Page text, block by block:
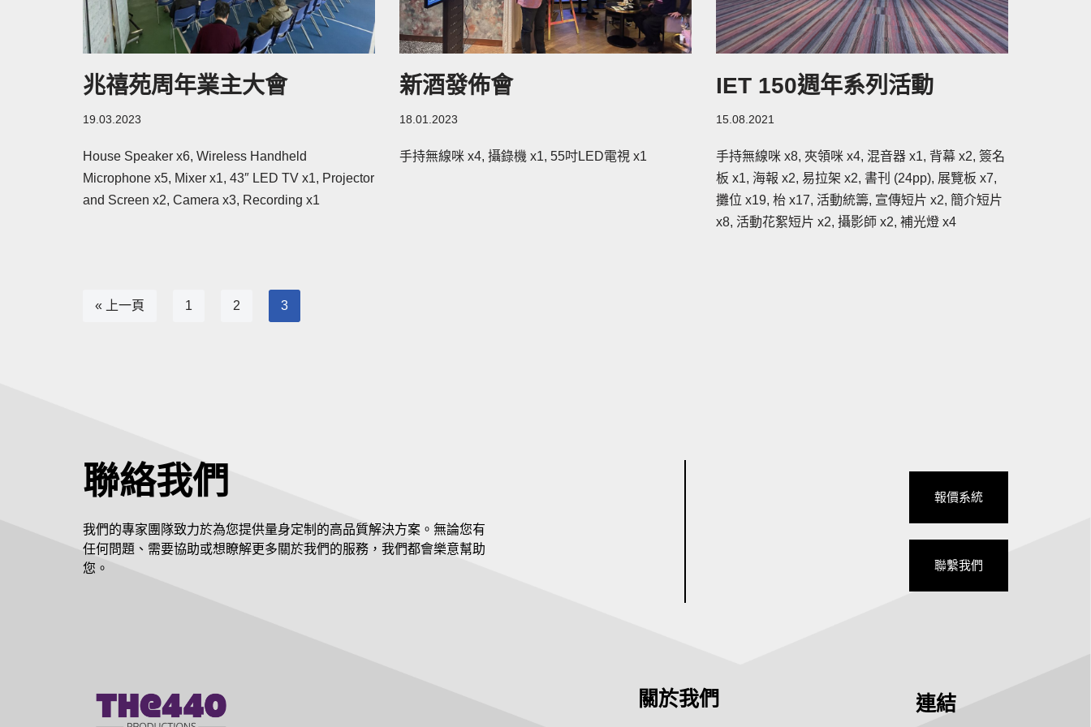
兆禧苑周年業主⼤會
19.03.2023
House Speaker x6, Wireless Handheld
Microphone x5, Mixer x1, 43″ LED TV x1, Projector
and Screen x2, Camera x3, Recording x1
新酒發佈會
18.01.2023
手持無線咪 x4, 攝錄機 x1, 55吋LED電視 x1
IET 150週年系列活動
15.08.2021
手持無線咪 x8, 夾領咪 x4, 混音器 x1, 背幕 x2, 簽名
板 x1, 海報 x2, 易拉架 x2, 書刊 (24pp), 展覽板 x7,
攤位 x19, 枱 x17, 活動統籌, 宣傳短片 x2, 簡介短片
x8, 活動花絮短片 x2, 攝影師 x2, 補光燈 x4
« 上一頁 1 2 3
聯絡我們
我們的專家團隊致力於為您提供量身定制的高品質解決方案。無論您有
任何問題、需要協助或想瞭解更多關於我們的服務，我們都會樂意幫助
您。
報價系統
聯繫我們
關於我們 連結